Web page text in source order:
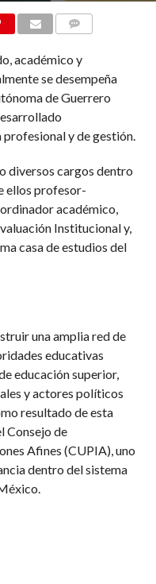
académico y
se desempeña
de Guerrero
y de gestión.
diversos cargos dentro
ellos profesor-
académico,
Institucional y,
casa de estudios del
una amplia red de
educativas
educación superior,
y actores políticos
resultado de esta
Consejo de
Afines (CUPIA), uno
dentro del sistema